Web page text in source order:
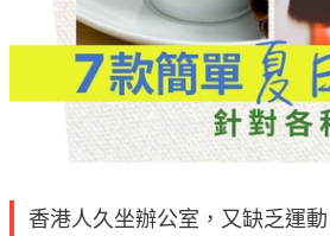
香港人久坐辦公室，又缺乏運